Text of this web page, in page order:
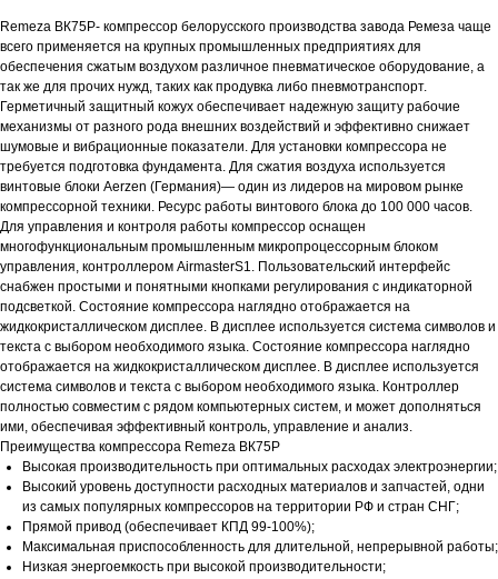
Remeza ВК75Р- компрессор белорусского производства завода Ремеза чаще
всего применяется на крупных промышленных предприятиях для
обеспечения сжатым воздухом различное пневматическое оборудование, а
так же для прочих нужд, таких как продувка либо пневмотранспорт.
Герметичный защитный кожух обеспечивает надежную защиту рабочие
механизмы от разного рода внешних воздействий и эффективно снижает
шумовые и вибрационные показатели. Для установки компрессора не
требуется подготовка фундамента. Для сжатия воздуха используется
винтовые блоки Aerzen (Германия)— один из лидеров на мировом рынке
компрессорной техники. Ресурс работы винтового блока до 100 000 часов.
Для управления и контроля работы компрессор оснащен
многофункциональным промышленным микропроцессорным блоком
управления, контроллером AirmasterS1. Пользовательский интерфейс
снабжен простыми и понятными кнопками регулирования с индикаторной
подсветкой. Состояние компрессора наглядно отображается на
жидкокристаллическом дисплее. В дисплее используется система символов и
текста с выбором необходимого языка. Состояние компрессора наглядно
отображается на жидкокристаллическом дисплее. В дисплее используется
система символов и текста с выбором необходимого языка. Контроллер
полностью совместим с рядом компьютерных систем, и может дополняться
ими, обеспечивая эффективный контроль, управление и анализ.
Преимущества компрессора Remeza ВК75Р
Высокая производительность при оптимальных расходах электроэнергии;
Высокий уровень доступности расходных материалов и запчастей, одни
из самых популярных компрессоров на территории РФ и стран СНГ;
Прямой привод (обеспечивает КПД 99-100%);
Максимальная приспособленность для длительной, непрерывной работы;
Низкая энергоемкость при высокой производительности;